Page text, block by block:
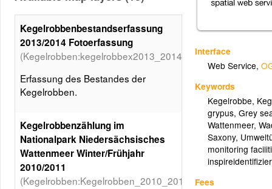
Interface
Web Service,
Keywords
Kegelrobbe,
grypus,Grey
Wattenmeer,
Saxony,
monitoring
Fees
Kegelrobbenbestandserfassung
2013/2014 Fotoerfassung
(Kegelrobben:kegelrobbex2013_2014_foto)
Erfassung des Bestandes der
Kegelrobben.
Kegelrobbenzählung im
Nationalpark Niedersächsisches
Wattenmeer Winter/Frühjahr
2010/2011
(Kegelrobben:Kegelrobben_2010_2011_ETRS_89)